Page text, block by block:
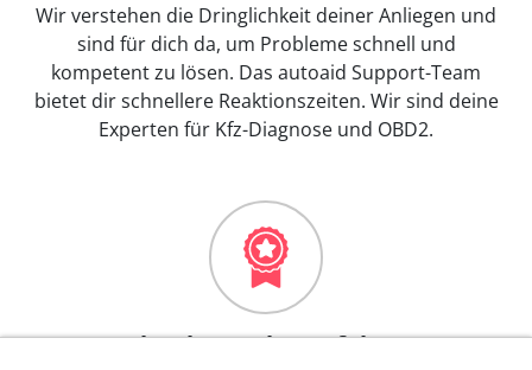
Wir verstehen die Dringlichkeit deiner Anliegen und
sind für dich da, um Probleme schnell und
kompetent zu lösen. Das autoaid Support-Team
bietet dir schnellere Reaktionszeiten. Wir sind deine
Experten für Kfz-Diagnose und OBD2.
Mehr als 10 Jahre Erfahrung